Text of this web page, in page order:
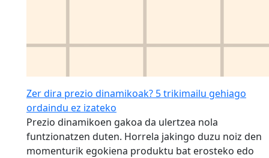
Zer dira prezio dinamikoak? 5 trikimailu gehiago
ordaindu ez izateko
Prezio dinamikoen gakoa da ulertzea nola
funtzionatzen duten. Horrela jakingo duzu noiz den
momenturik egokiena produktu bat erosteko edo